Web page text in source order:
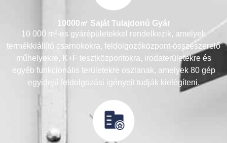
10000㎡ Saját Tulajdonú Gyár
10 000 m²-es gyárépületekkel rendelkezik, amelyek
termékkiállító csarnokokra, feldolgozóközpont-összeszerelő
műhelyekre, K+F tesztközpontokra, irodaterületekre és
egyéb funkcionális területekre oszlanak, amelyek 80 gép
egyidejű feldolgozási igényeit tudják kielégíteni.